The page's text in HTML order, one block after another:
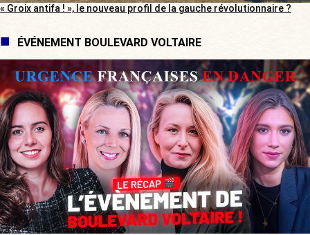
« Groix antifa ! », le nouveau profil de la gauche révolutionnaire ?
ÉVÉNEMENT BOULEVARD VOLTAIRE